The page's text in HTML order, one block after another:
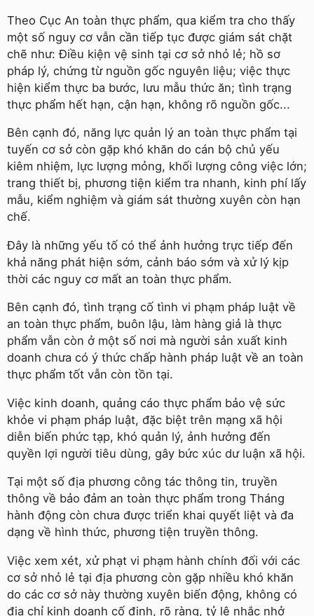
Theo Cục An toàn thực phẩm, qua kiểm tra cho thấy
một số nguy cơ vẫn cần tiếp tục được giám sát chặt
chẽ như: Điều kiện vệ sinh tại cơ sở nhỏ lẻ; hồ sơ
pháp lý, chứng từ nguồn gốc nguyên liệu; việc thực
hiện kiểm thực ba bước, lưu mẫu thức ăn; tình trạng
thực phẩm hết hạn, cận hạn, không rõ nguồn gốc...
Bên cạnh đó, năng lực quản lý an toàn thực phẩm tại
tuyến cơ sở còn gặp khó khăn do cán bộ chủ yếu
kiêm nhiệm, lực lượng mỏng, khối lượng công việc lớn;
trang thiết bị, phương tiện kiểm tra nhanh, kinh phí lấy
mẫu, kiểm nghiệm và giám sát thường xuyên còn hạn
chế.
Đây là những yếu tố có thể ảnh hưởng trực tiếp đến
khả năng phát hiện sớm, cảnh báo sớm và xử lý kịp
thời các nguy cơ mất an toàn thực phẩm.
Bên cạnh đó, tình trạng cố tình vi phạm pháp luật về
an toàn thực phẩm, buôn lậu, làm hàng giả là thực
phẩm vẫn còn ở một số nơi mà người sản xuất kinh
doanh chưa có ý thức chấp hành pháp luật về an toàn
thực phẩm tốt vẫn còn tồn tại.
Việc kinh doanh, quảng cáo thực phẩm bảo vệ sức
khỏe vi phạm pháp luật, đặc biệt trên mạng xã hội
diễn biến phức tạp, khó quản lý, ảnh hưởng đến
quyền lợi người tiêu dùng, gây bức xúc dư luận xã hội.
Tại một số địa phương công tác thông tin, truyền
thông về bảo đảm an toàn thực phẩm trong Tháng
hành động còn chưa được triển khai quyết liệt và đa
dạng về hình thức, phương tiện truyền thông.
Việc xem xét, xử phạt vi phạm hành chính đối với các
cơ sở nhỏ lẻ tại địa phương còn gặp nhiều khó khăn
do các cơ sở này thường xuyên biến động, không có
địa chỉ kinh doanh cố định, rõ ràng, tỷ lệ nhắc nhở